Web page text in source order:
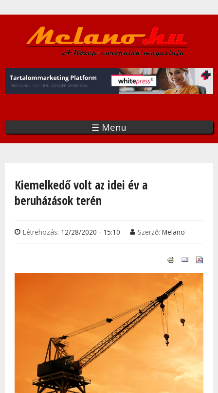
a
tartalomra
☰ Menu
Kiemelkedő volt az idei év a
beruházások terén
Létrehozás: 12/28/2020 - 15:10 Szerző: Melano